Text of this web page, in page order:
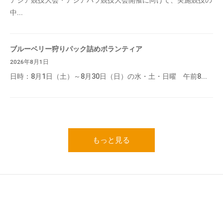
中...
ブルーベリー狩りパック詰めボランティア
2026年8月1日
日時：8月1日（土）～8月30日（日）の水・土・日曜 午前8...
もっと見る